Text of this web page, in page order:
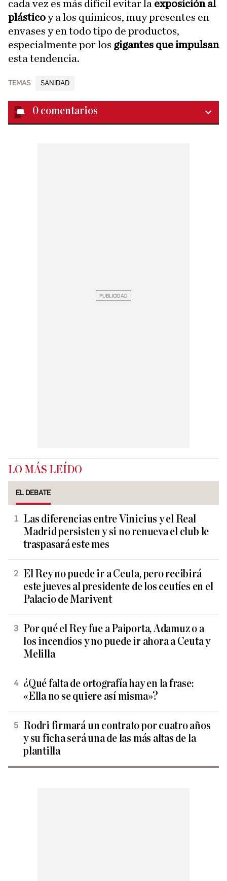
cada vez es más difícil evitar la exposición al
plásticoy a los químicos, muy presentes en
envases y en todo tipo de productos,
especialmente por los gigantes que impulsan
esta tendencia.
TEMAS SANIDAD
0 comentarios
LO MÁS LEÍDO
EL DEBATE
Las diferencias entre Vinicius y el Real
Madrid persisten y si no renueva el club le
traspasará este mes
El Rey no puede ir a Ceuta, pero recibirá
este jueves al presidente de los ceutíes en el
Palacio de Marivent
Por qué el Rey fue a Paiporta, Adamuz o a
los incendios y no puede ir ahora a Ceuta y
Melilla
¿Qué falta de ortografía hay en la frase:
«Ella no se quiere así misma»?
Rodri firmará un contrato por cuatro años
y su ficha será una de las más altas de la
plantilla